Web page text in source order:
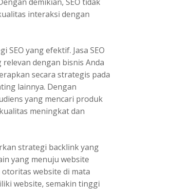
interaksi dengan
yang efektif. Jasa SEO
dengan bisnis Anda
secara strategis pada
lainnya. Dengan
yang mencari produk
meningkat dan
strategi backlink yang
yang menuju website
website di mata
website, semakin tinggi